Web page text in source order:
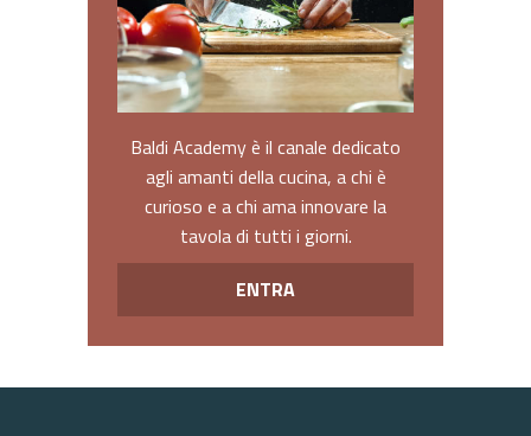
Baldi Academy è il canale dedicato
agli amanti della cucina, a chi è
curioso e a chi ama innovare la
tavola di tutti i giorni.
ENTRA